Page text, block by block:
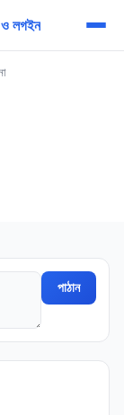
লগইন
পাঠান